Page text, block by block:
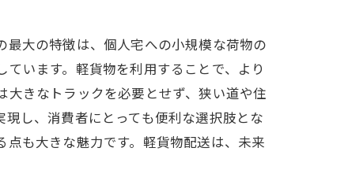
大の特徴は、個人宅への小規模な荷物の
います。軽貨物を利用することで、より
きなトラックを必要とせず、狭い道や住
し、消費者にとっても便利な選択肢とな
も大きな魅力です。軽貨物配送は、未来